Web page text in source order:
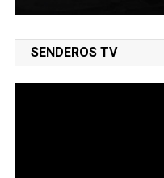
SENDEROS TV